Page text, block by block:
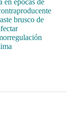
brusco de